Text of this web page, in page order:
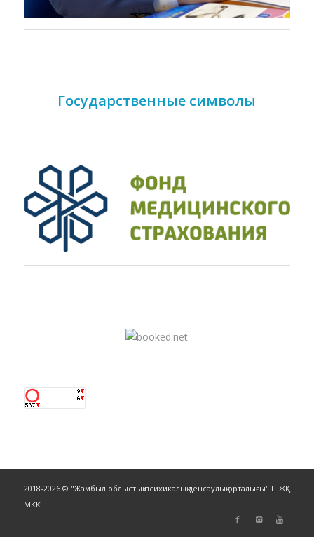
Государственные символы
2018-2026 © "Жамбыл облыстық психикалық денсаулық орталығы" ШЖҚ
МКК